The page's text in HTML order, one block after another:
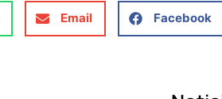
Email Facebook